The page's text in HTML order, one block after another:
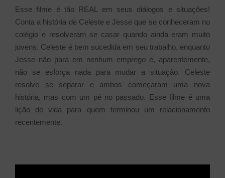
Esse filme é tão REAL em seus diálogos e situações!
Conta a história de Celeste e Jesse que se conheceram no
colégio e resolveram se casar quando ainda eram muito
jovens. Celeste é bem sucedida em seu trabalho, enquanto
Jesse não para em nenhum emprego e, aparentemente,
não se esforça nada para mudar a situação. Celeste
resolve se separar e ambos começaram uma nova
história, mas com um pé no passado. Esse filme é uma
lição de vida para quem terminou um relacionamento
recentemente.